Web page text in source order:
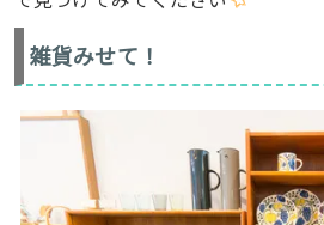
雑貨みせて！